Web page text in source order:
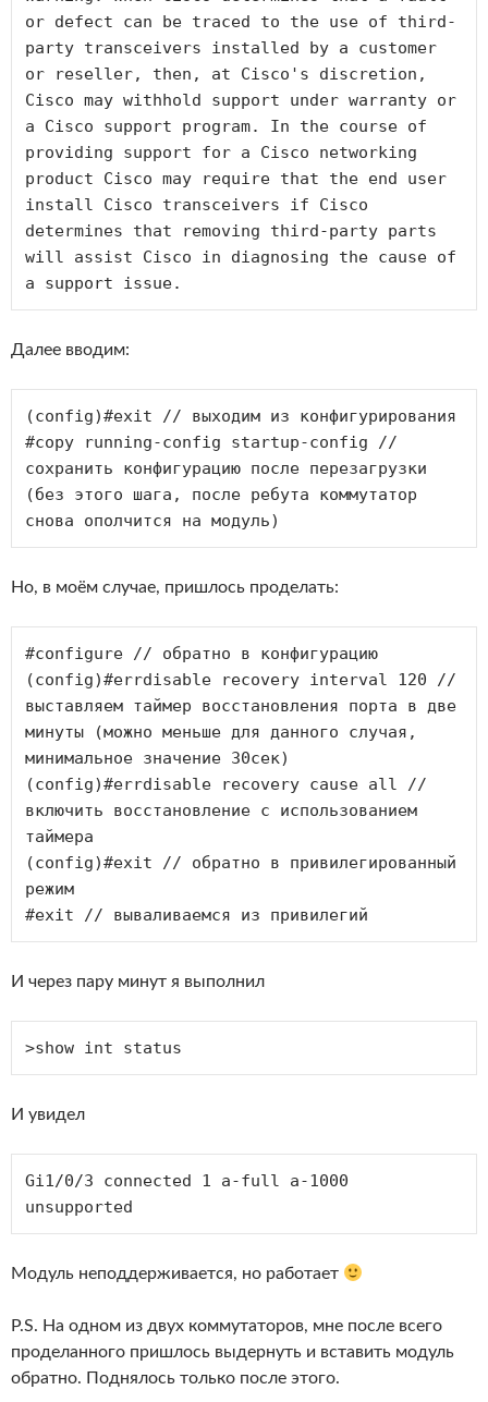
or defect can be traced to the use of third-
party transceivers installed by a customer
or reseller, then, at Cisco's discretion,
Cisco may withhold support under warranty or
a Cisco support program. In the course of
providing support for a Cisco networking
product Cisco may require that the end user
install Cisco transceivers if Cisco
determines that removing third-party parts
will assist Cisco in diagnosing the cause of
a support issue.
Далее вводим:
(config)#exit // выходим из конфигурирования
#copy running-config startup-config //
сохранить конфигурацию после перезагрузки
(без этого шага, после ребута коммутатор
снова ополчится на модуль)
Но, в моём случае, пришлось проделать:
#configure // обратно в конфигурацию
(config)#errdisable recovery interval 120 //
выставляем таймер восстановления порта в две
минуты (можно меньше для данного случая,
минимальное значение 30сек)
(config)#errdisable recovery cause all //
включить восстановление с использованием
таймера
(config)#exit // обратно в привилегированный
режим
#exit // вываливаемся из привилегий
И через пару минут я выполнил
>show int status
И увидел
Gi1/0/3 connected 1 a-full a-1000
unsupported
Модуль неподдерживается, но работает
P.S. На одном из двух коммутаторов, мне после всего
проделанного пришлось выдернуть и вставить модуль
обратно. Поднялось только после этого.